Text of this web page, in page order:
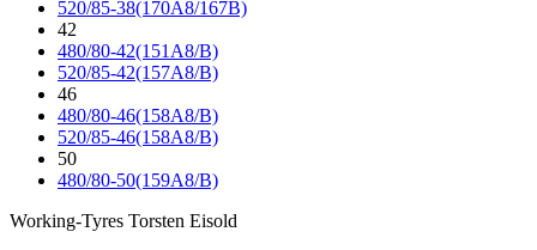
520/85-38(170A8/167B)
42
480/80-42(151A8/B)
520/85-42(157A8/B)
46
480/80-46(158A8/B)
520/85-46(158A8/B)
50
480/80-50(159A8/B)
Working-Tyres Torsten Eisold